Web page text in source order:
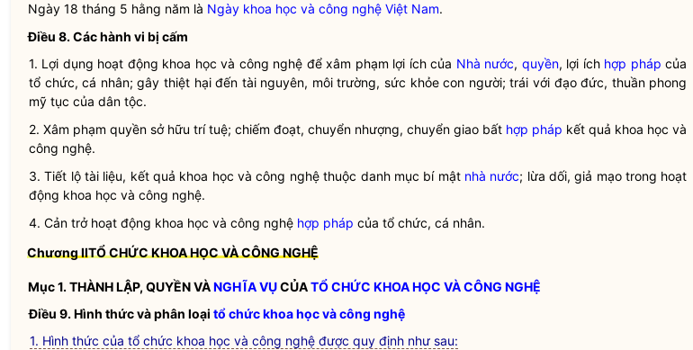
Ngày 18 tháng 5 hằng năm là Ngày khoa học và công nghệ Việt Nam.
Điều 8. Các hành vi bị cấm
1. Lợi dụng hoạt động khoa học và công nghệ để xâm phạm lợi ích của Nhà nước, quyền, lợi ích hợp pháp của
tổ chức, cá nhân; gây thiệt hại đến tài nguyên, môi trường, sức khỏe con người; trái với đạo đức, thuần phong
mỹ tục của dân tộc.
2. Xâm phạm quyền sở hữu trí tuệ; chiếm đoạt, chuyển nhượng, chuyển giao bất hợp pháp kết quả khoa học và
công nghệ.
3. Tiết lộ tài liệu, kết quả khoa học và công nghệ thuộc danh mục bí mật nhà nước; lừa dối, giả mạo trong hoạt
động khoa học và công nghệ.
4. Cản trở hoạt động khoa học và công nghệ hợp pháp của tổ chức, cá nhân.
Chương IITỔ CHỨC KHOA HỌC VÀ CÔNG NGHỆ
Mục 1. THÀNH LẬP, QUYỀN VÀNGHĨA VỤCỦATỔ CHỨC KHOA HỌC VÀ CÔNG NGHỆ
Điều 9. Hình thức và phân loại tổ chức khoa học và công nghệ
1. Hình thức của tổ chức khoa học và công nghệ được quy định như sau: